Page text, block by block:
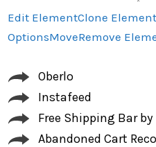
Edit ElementClone Element
OptionsMoveRemove
Oberlo
Instafeed
Free Shipping Bar
Abandoned Cart